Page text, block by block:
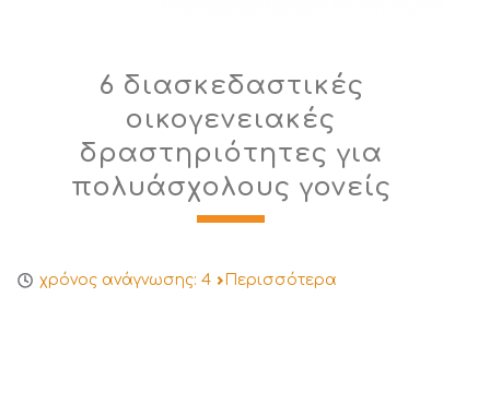
6 διασκεδαστικές
οικογενειακές
δραστηριότητες για
πολυάσχολους γονείς
χρόνος ανάγνωσης: 4 Περισσότερα